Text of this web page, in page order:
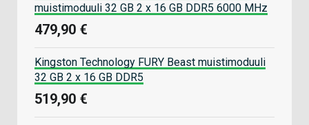
muistimoduuli 32 GB 2 x 16 GB DDR5 6000 MHz
479,90 €
Kingston Technology FURY Beast muistimoduuli
32 GB 2 x 16 GB DDR5
519,90 €